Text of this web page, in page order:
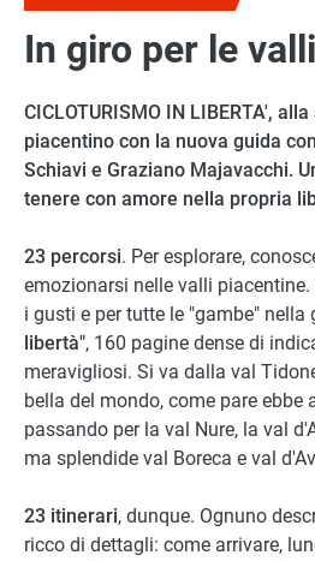
In giro per le
CICLOTURISMO IN LIBERTA',
piacentino con la nuova guida
Schiavi e Graziano Majavacchi.
tenere con amore nella propria
23 percorsi. Per esplorare,
emozionarsi nelle valli piacentine.
i gusti e per tutte le "gambe" nella
libertà", 160 pagine dense di
meravigliosi. Si va dalla val
bella del mondo, come pare ebbe
passando per la val Nure, la val
ma splendide val Boreca e val
23 itinerari, dunque. Ognuno
ricco di dettagli: come arrivare,